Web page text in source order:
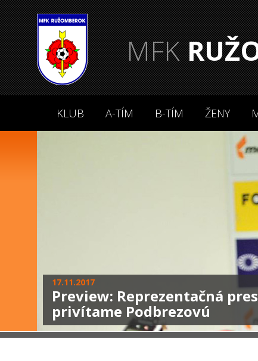
MFK
KLUB A-TÍM B-TÍM ŽENY
17.11.2017
Preview: Reprezentačná
privítame Podbrezovú